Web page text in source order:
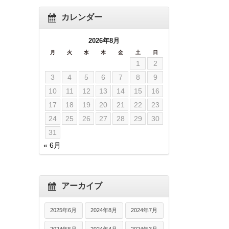
カレンダー
2026年8月
月 火 水 木 金 土 日
1
2
3
4 5 6 7 8
9
10
11 12 13 14 15
16
17
18 19 20 21 22
23
24
25 26 27 28 29
30
31
« 6月
アーカイブ
2025年6月 2024年8月 2024年7月